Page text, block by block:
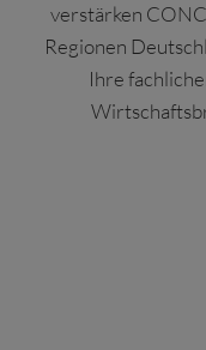
verstärken
Regionen
Ihre